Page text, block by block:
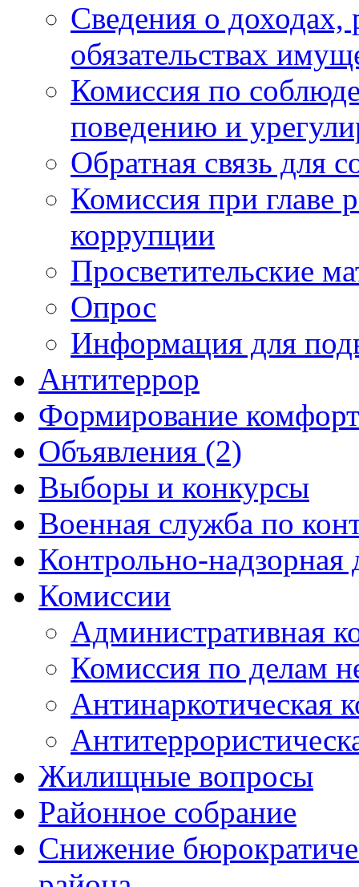
Сведения о доходах,
обязательствах
Комиссия по
поведению и
Обратная связь для
Комиссия при главе
коррупции
Просветительские
Опрос
Информация для
Антитеррор
Формирование
Объявления (2)
Выборы и конкурсы
Военная служба по
Контрольно-надзорная
Комиссии
Административная
Комиссия по делам
Антинаркотическая
Жилищные вопросы
Районное собрание
Снижение